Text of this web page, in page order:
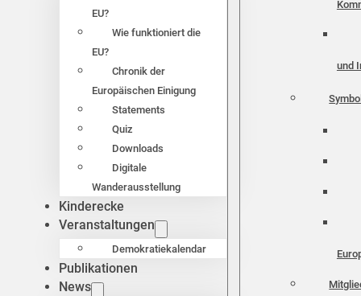
EU?
Wie funktioniert die
EU?
Chronik der
Europäischen Einigung
Statements
Quiz
Downloads
Digitale
Wanderausstellung
Kinderecke
Veranstaltungen
Demokratiekalendar
Publikationen
News
und